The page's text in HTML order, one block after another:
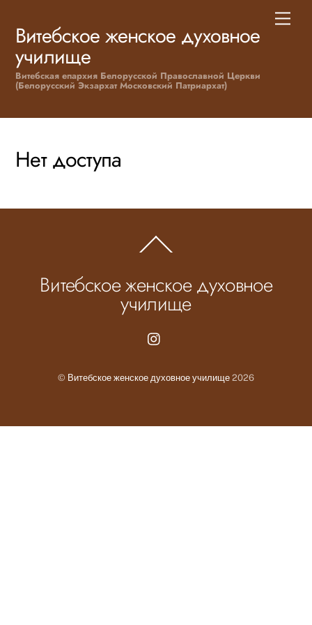
content
Витебское женское духовное
училище
Витебская епархия Белорусской Православной Церкви
(Белорусский Экзархат Московский Патриархат)
Нет доступа
To
Витебское женское духовное
училище
© Витебское женское духовное училище 2026